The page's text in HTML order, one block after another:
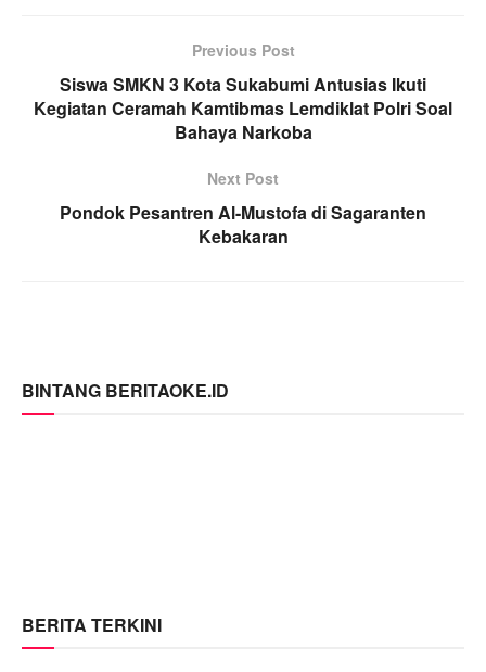
Previous Post
Siswa SMKN 3 Kota Sukabumi Antusias Ikuti
Kegiatan Ceramah Kamtibmas Lemdiklat Polri Soal
Bahaya Narkoba
Next Post
Pondok Pesantren Al-Mustofa di Sagaranten
Kebakaran
BINTANG BERITAOKE.ID
BERITA TERKINI